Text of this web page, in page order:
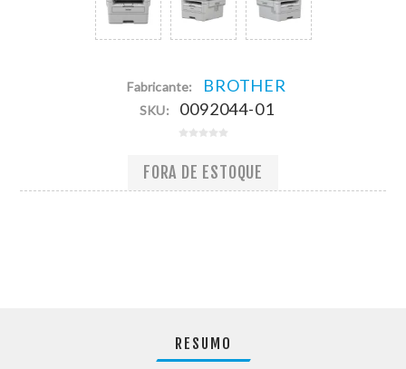
Fabricante: BROTHER
SKU: 0092044-01
FORA DE ESTOQUE
RESUMO